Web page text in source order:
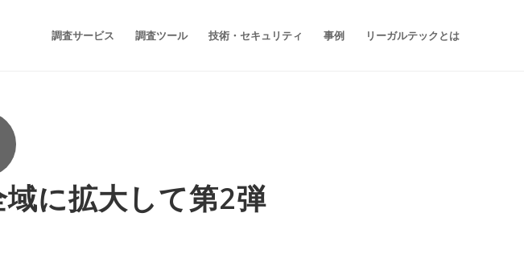
調査サービス 調査ツール 技術・セキュリティ 事例 リーガルテックとは
に拡大して第2弾